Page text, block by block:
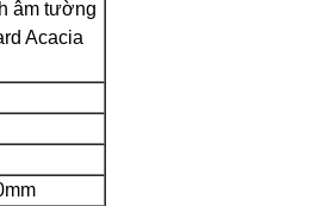
âm tường
Acacia